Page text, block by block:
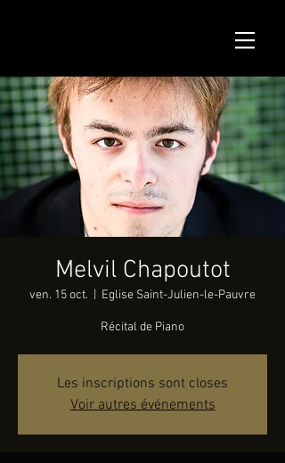
Melvil Chapoutot
ven. 15 oct. Eglise Saint-Julien-le-Pauvre
Récital de Piano
Les inscriptions sont closes
Voir autres événements